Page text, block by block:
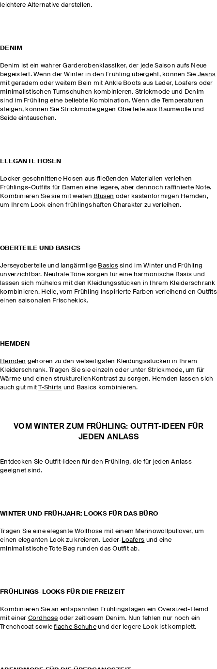
leichtere Alternative darstellen.
DENIM
Denim ist ein wahrer Garderobenklassiker, der jede Saison aufs Neue
begeistert. Wenn der Winter in den Frühling übergeht, können Sie Jeans
mit geradem oder weitem Bein mit Ankle Boots aus Leder, Loafers oder
minimalistischen Turnschuhen kombinieren. Strickmode und Denim
sind im Frühling eine beliebte Kombination. Wenn die Temperaturen
steigen, können Sie Strickmode gegen Oberteile aus Baumwolle und
Seide eintauschen.
ELEGANTE HOSEN
Locker geschnittene Hosen aus fließenden Materialien verleihen
Frühlings-Outfits für Damen eine legere, aber dennoch raffinierte Note.
Kombinieren Sie sie mit weiten Blusen oder kastenförmigen Hemden,
um Ihrem Look einen frühlingshaften Charakter zu verleihen.
OBERTEILE UND BASICS
Jerseyoberteile und langärmlige Basicssind im Winter und Frühling
unverzichtbar. Neutrale Töne sorgen für eine harmonische Basis und
lassen sich mühelos mit den Kleidungsstücken in Ihrem Kleiderschrank
kombinieren. Helle, vom Frühling inspirierte Farben verleihend en Outfits
einen saisonalen Frischekick.
HEMDEN
Hemden gehören zu den vielseitigsten Kleidungsstücken in Ihrem
Kleiderschrank. Tragen Sie sie einzeln oder unter Strickmode, um für
Wärme und einen strukturellenKontrast zu sorgen. Hemden lassen sich
auch gut mitT-Shirts und Basics kombinieren.
VOM WINTER ZUM FRÜHLING: OUTFIT-IDEEN FÜR
JEDEN ANLASS
Entdecken Sie Outfit-Ideen für den Frühling, die für jeden Anlass
geeignet sind.
WINTER UND FRÜHJAHR: LOOKS FÜR DAS BÜRO
Tragen Sie eine elegante Wollhose mit einem Merinowollpullover, um
einen eleganten Look zu kreieren. Leder-Loafers und eine
minimalistische Tote Bag runden das Outfit ab.
FRÜHLINGS-LOOKS FÜR DIE FREIZEIT
Kombinieren Sie an entspannten Frühlingstagen ein Oversized-Hemd
mit einer Cordhose oder zeitlosem Denim. Nun fehlen nur noch ein
Trenchcoat sowieflache Schuheund der legere Look ist komplett.